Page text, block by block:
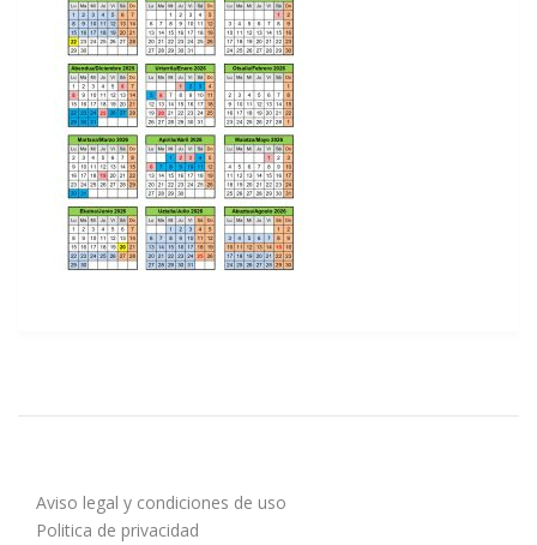
Aviso legal y condiciones de uso
Politica de privacidad